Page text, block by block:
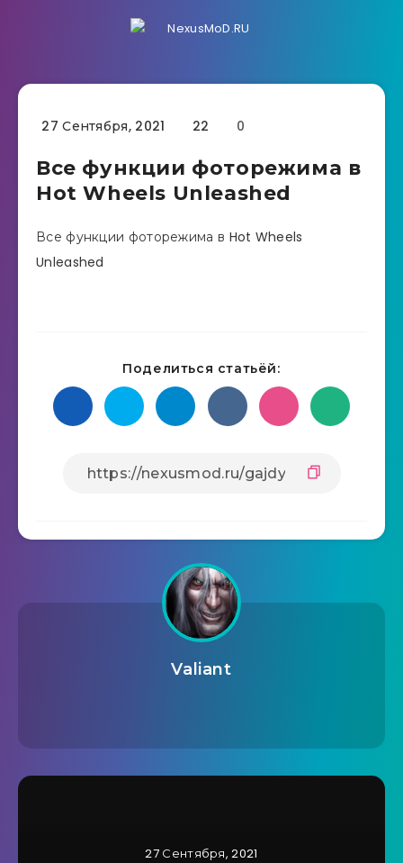
27 Сентября, 2021 22 0
Все функции фоторежима в
Hot Wheels Unleashed
Все функции фоторежима в Hot Wheels
Unleashed
Поделиться статьёй:
Valiant
27 Сентября, 2021